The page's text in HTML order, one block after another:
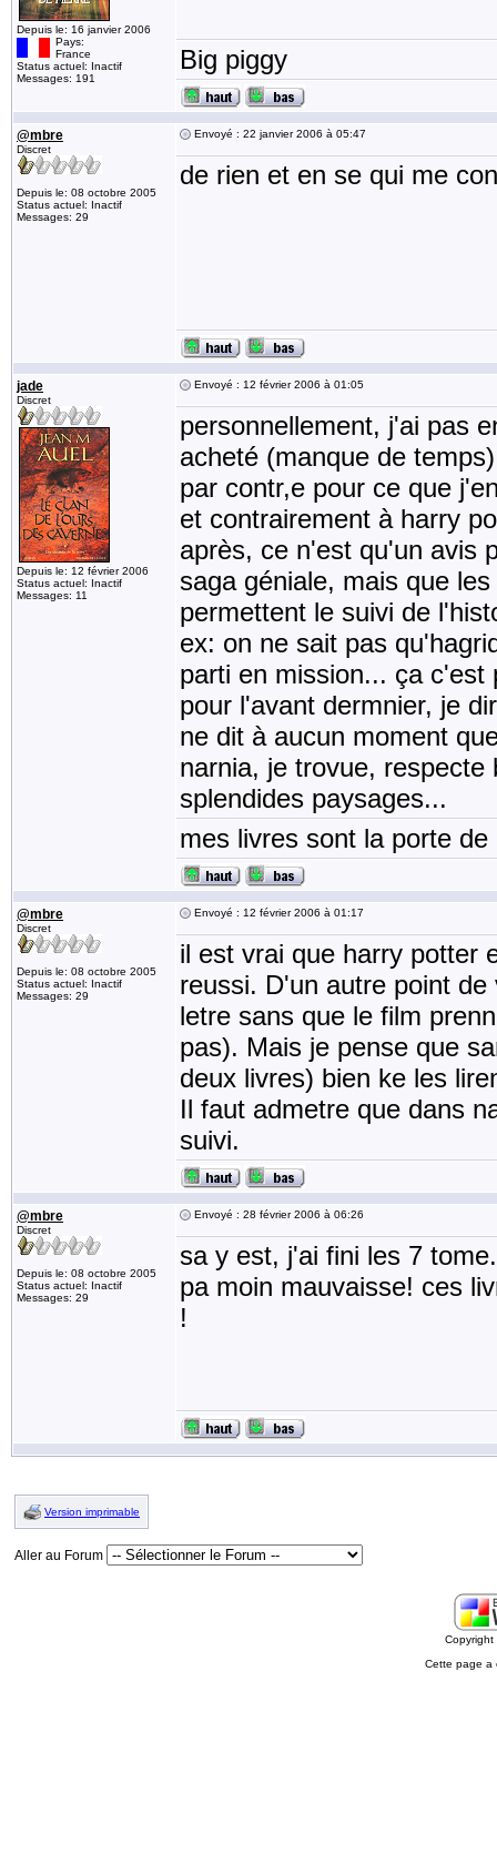
Depuis le: 16 janvier 2006
Pays:
France
Status actuel: Inactif
Messages: 191
Big piggy
@mbre
Discret
Depuis le: 08 octobre 2005
Status actuel: Inactif
Messages: 29
Envoyé : 22 janvier 2006 à 05:47
de rien et en se qui me
jade
Discret
Depuis le: 12 février 2006
Status actuel: Inactif
Messages: 11
Envoyé : 12 février 2006 à 01:05
personnellement, j'ai pas
acheté (manque de temps)
par contr,e pour ce que
et contrairement à harry
après, ce n'est qu'un avis
saga géniale, mais que
permettent le suivi de
ex: on ne sait pas
parti en mission... ça c'est
pour l'avant dermnier, je
ne dit à aucun moment
narnia, je trovue,
splendides paysages...
mes livres sont la porte de
@mbre
Discret
Depuis le: 08 octobre 2005
Status actuel: Inactif
Messages: 29
Envoyé : 12 février 2006 à 01:17
il est vrai que harry potter
reussi. D'un autre point
letre sans que le film
pas). Mais je pense que
deux livres) bien ke les
Il faut admetre que dans
suivi.
@mbre
Discret
Depuis le: 08 octobre 2005
Status actuel: Inactif
Messages: 29
Envoyé : 28 février 2006 à 06:26
sa y est, j'ai fini les 7
pa moin mauvaisse! ces
!
Version imprimable
Aller au Forum
Cette page a